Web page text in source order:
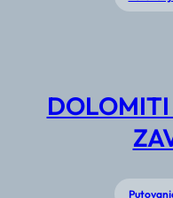
DOLOMITI